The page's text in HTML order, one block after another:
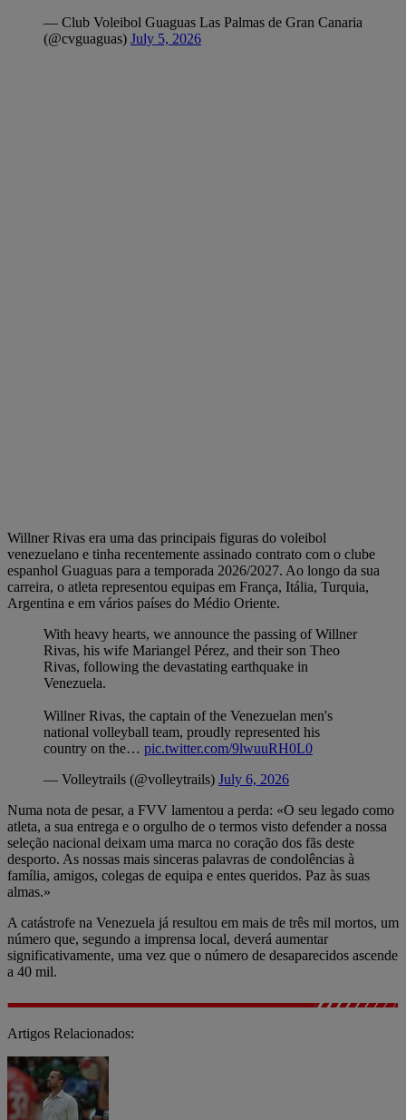
— Club Voleibol Guaguas Las Palmas de Gran Canaria
(@cvguaguas) July 5, 2026
Willner Rivas era uma das principais figuras do voleibol
venezuelano e tinha recentemente assinado contrato com o clube
espanhol Guaguas para a temporada 2026/2027. Ao longo da sua
carreira, o atleta representou equipas em França, Itália, Turquia,
Argentina e em vários países do Médio Oriente.
With heavy hearts, we announce the passing of Willner
Rivas, his wife Mariangel Pérez, and their son Theo
Rivas, following the devastating earthquake in
Venezuela.
Willner Rivas, the captain of the Venezuelan men's
national volleyball team, proudly represented his
country on the… pic.twitter.com/9lwuuRH0L0
— Volleytrails (@volleytrails) July 6, 2026
Numa nota de pesar, a FVV lamentou a perda: «O seu legado como
atleta, a sua entrega e o orgulho de o termos visto defender a nossa
seleção nacional deixam uma marca no coração dos fãs deste
desporto. As nossas mais sinceras palavras de condolências à
família, amigos, colegas de equipa e entes queridos. Paz às suas
almas.»
A catástrofe na Venezuela já resultou em mais de três mil mortos, um
número que, segundo a imprensa local, deverá aumentar
significativamente, uma vez que o número de desaparecidos ascende
a 40 mil.
Artigos Relacionados: